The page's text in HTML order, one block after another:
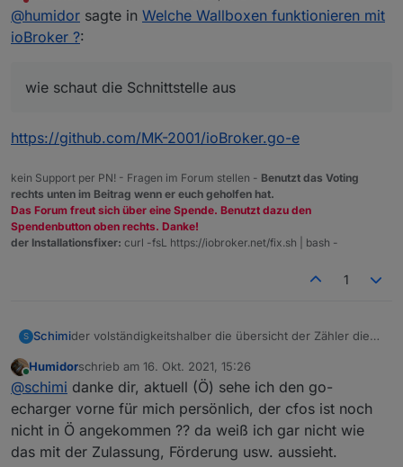
@humidor
Zusatzlich gint es die Möglichkeit eine automatik
(z.b. Shelly3EM) sogar einfach einzurichtendes
PV Überschuss laden
die Frage ist, ob schon jemand mit Modbus oder
(außer Keba) verbunden hat, denn darum gehts mir
wie schaut die Schnittstelle aus, weiters dann auf
Ich benötige keine Automatiken.
Nicht stören
@humidor sagte in Welche Wallboxen funktionieren mit
ioBroker ?:
wie schaut die Schnittstelle aus
https://github.com/MK-2001/ioBroker.go-e
kein Support per PN! - Fragen im Forum stellen - Benutzt das Voting
rechts unten im Beitrag wenn er euch geholfen hat.
Das Forum freut sich über eine Spende. Benutzt dazu den
Spendenbutton oben rechts. Danke!
der Installationsfixer: curl -fsL https://iobroker.net/fix.sh | bash -
1
S Schimider volständigkeitshalber die übersicht der Zähler die
können...
Online
Humidorschrieb am 16. Okt. 2021, 15:26
zuletzt editiert von
@schimi danke dir, aktuell (Ö) sehe ich den go-
echarger vorne für mich persönlich, der cfos ist noch
nicht in Ö angekommen ?? da weiß ich gar nicht wie
das mit der Zulassung, Förderung usw. aussieht.